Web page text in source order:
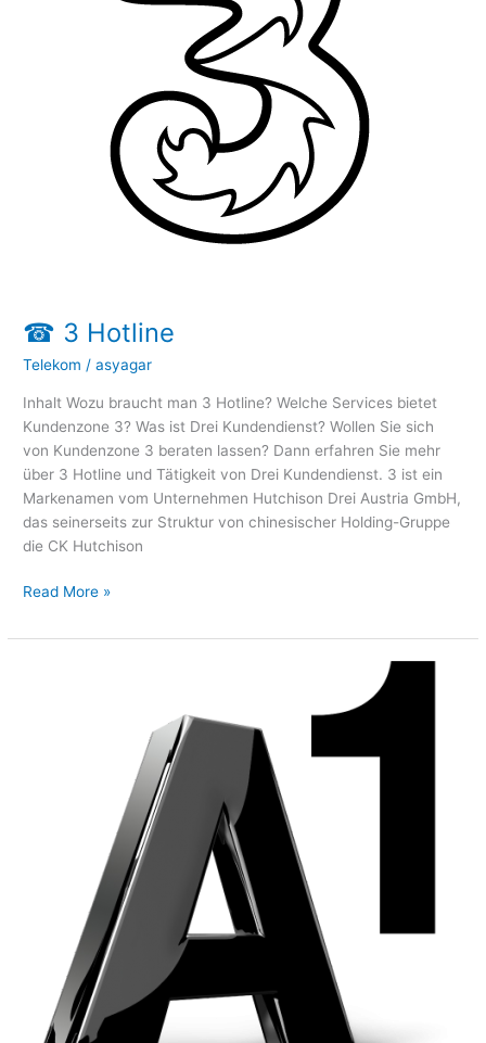
☎ 3 Hotline
Telekom /asyagar
Inhalt Wozu braucht man 3 Hotline? Welche Services bietet
Kundenzone 3? Was ist Drei Kundendienst? Wollen Sie sich
von Kundenzone 3 beraten lassen? Dann erfahren Sie mehr
über 3 Hotline und Tätigkeit von Drei Kundendienst. 3 ist ein
Markenamen vom Unternehmen Hutchison Drei Austria GmbH,
das seinerseits zur Struktur von chinesischer Holding-Gruppe
die CK Hutchison
Read More »